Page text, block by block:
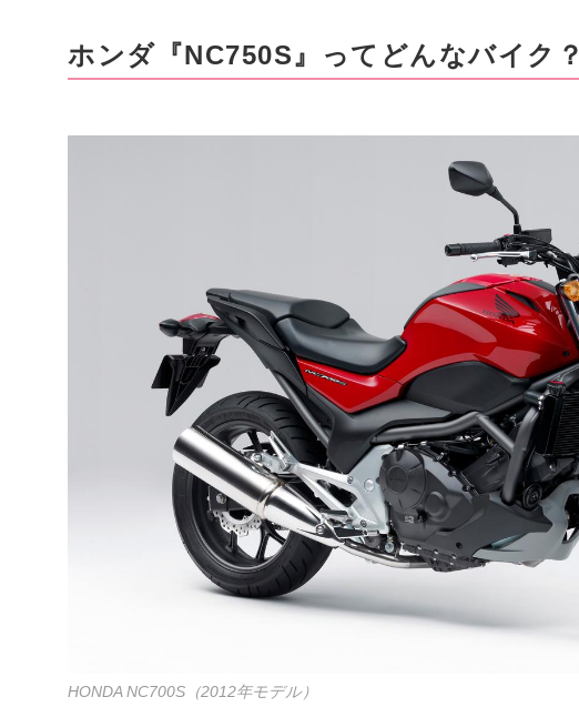
ホンダ『NC750S』ってどんなバイク？
HONDA NC700S（2012年モデル）